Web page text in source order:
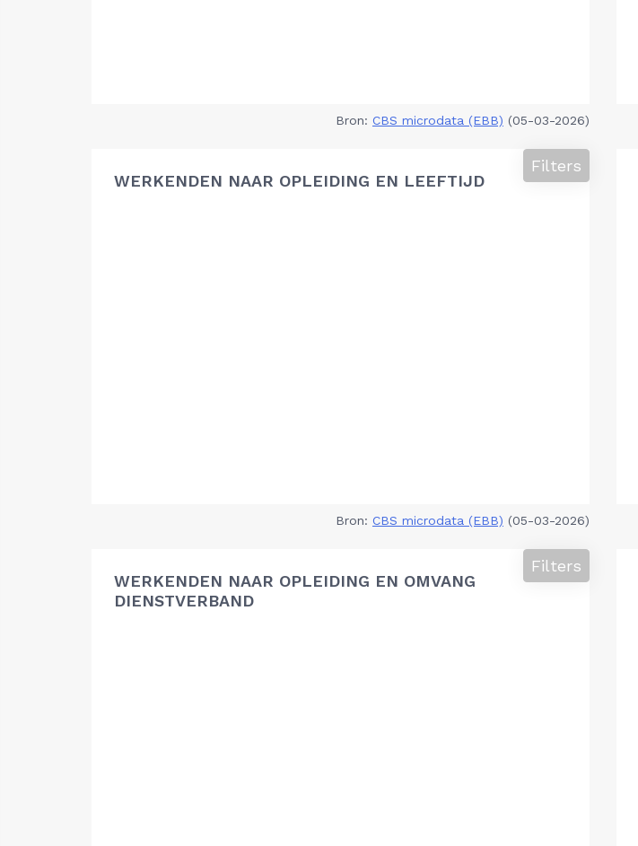
Bron: CBS microdata (EBB) (05-03-2026)
WERKENDEN NAAR OPLEIDING EN LEEFTIJD
Filters
Bron: CBS microdata (EBB) (05-03-2026)
WERKENDEN NAAR OPLEIDING EN OMVANG
DIENSTVERBAND
Filters